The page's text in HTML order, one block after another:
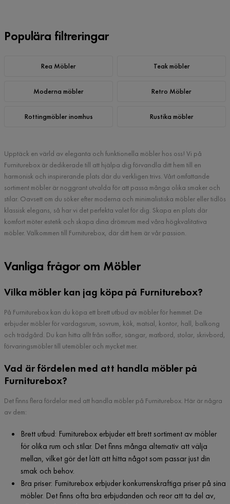
Populära filtreringar
Rea Möbler Teak möbler
Moderna möbler Retro Möbler
Rottingmöbler inomhus Rustika möbler
Upptäck en värld av eleganta och funktionella möbler hos oss! Vi på
Furniturebox är dedikerade till att hjälpa dig förvandla ditt hem till en
harmonisk och inspirerande plats där du verkligen trivs. Vårt omfattande
sortiment möbler är noggrant utvalda för att passa många olika smaker och
stilar. Oavsett om du söker efter moderna och minimalistiska möbler eller tidlös
klassisk elegans, så har vi det perfekta valet för dig. Skapa en plats där
komfort möter estetik och skapa dina drömrum med våra högkvalitativa
möbler. Välkommen till Furniturebox, där ditt hem är vår passion.
Vanliga frågor om Möbler
Vilka möbler kan jag köpa på Furniturebox?
På Furniturebox kan du köpa ett brett utbud av möbler för hemmet. De
erbjuder möbler för vardagsrum, sovrum, kök, matsal, kontor, hall, balkong
och trädgård. Du kan hitta allt från soffor, sängar, matbord, stolar, skrivbord,
förvaringsmöbler till utemöbler och mycket mer.
Vad är fördelen med att handla möbler på
Furniturebox?
Det finns flera fördelar med att handla möbler på Furniturebox. Här är några
av dem:
Brett utbud: Furniturebox erbjuder ett brett sortiment av möbler
för olika rum och stilar. Det finns många alternativ att välja
mellan, vilket gör det lätt att hitta något som passar just din
smak och behov.
Bra priser: Furniturebox erbjuder konkurrenskraftiga priser på sina
möbler. Det finns ofta bra erbjudanden och reor att ta del av,